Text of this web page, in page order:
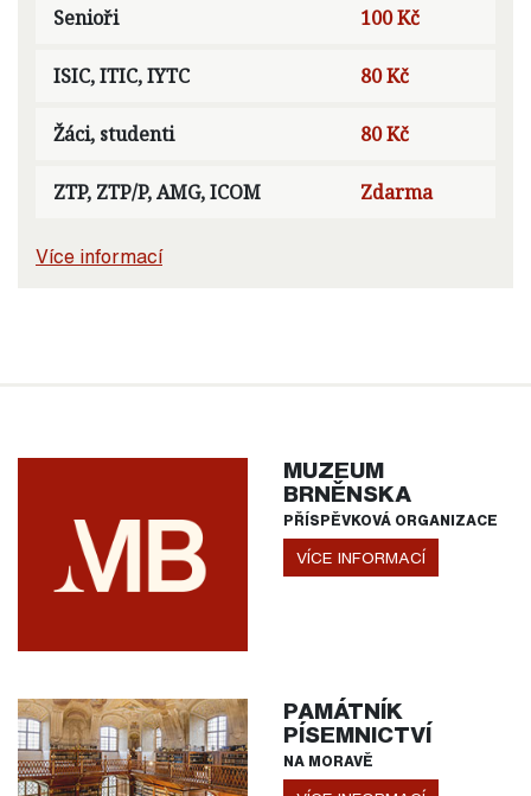
Senioři 100 Kč
ISIC, ITIC, IYTC 80 Kč
Žáci, studenti 80 Kč
ZTP, ZTP/P, AMG, ICOM Zdarma
Více informací
MUZEUM
BRNĚNSKA
PŘÍSPĚVKOVÁ ORGANIZACE
VÍCE INFORMACÍ
PAMÁTNÍK
PÍSEMNICTVÍ
NA MORAVĚ